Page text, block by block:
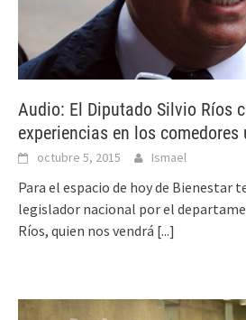
Audio: El Diputado Silvio Ríos
experiencias en los
octubre 5, 2015 Ismael
Para el espacio de hoy de Bienestar
legislador nacional por el
Ríos, quien nos vendrá [...]